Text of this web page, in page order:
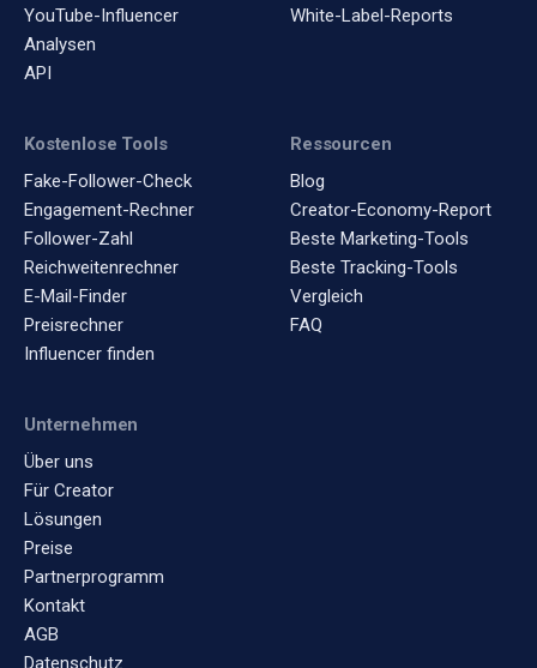
YouTube-Influencer
Analysen
API
White-Label-Reports
Kostenlose Tools
Fake-Follower-Check
Engagement-Rechner
Follower-Zahl
Reichweitenrechner
E-Mail-Finder
Preisrechner
Influencer finden
Ressourcen
Blog
Creator-Economy-Report
Beste Marketing-Tools
Beste Tracking-Tools
Vergleich
FAQ
Unternehmen
Über uns
Für Creator
Lösungen
Preise
Partnerprogramm
Kontakt
AGB
Datenschutz